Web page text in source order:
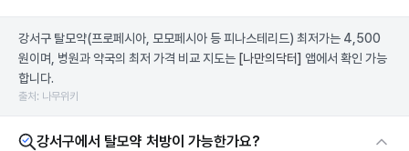
강서구 탈모약(프로페시아, 모모페시아 등 피나스테리드) 최저가는 4,500
원이며, 병원과 약국의 최저 가격 비교 지도는 [나만의닥터] 앱에서 확인 가능
합니다.
출처: 나무위키
강서구에서 탈모약 처방이 가능한가요?